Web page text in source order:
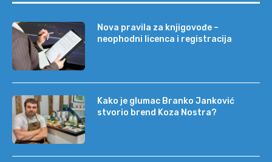
Nova pravila za knjigovođe –
neophodni licenca i registracija
Kako je glumac Branko Janković
stvorio brend Koza Nostra?